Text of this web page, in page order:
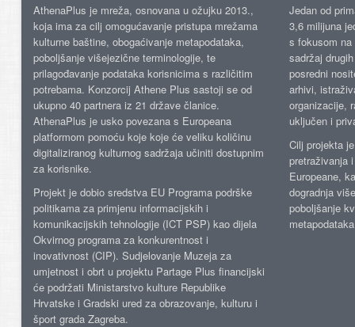
AthenaPlus je mreža, osnovana u ožujku 2013.,
koja ima za cilj omogućavanje pristupa mrežama
kulturne baštine, obogaćivanje metapodataka,
poboljšanje višejezične terminologije, te
prilagođavanje podataka korisnicima s različitim
potrebama. Konzorcij Athene Plus sastoji se od
ukupno 40 partnera iz 21 države članice.
AthenaPlus je usko povezana s Europeana
platformom pomoću koje koje će veliku količinu
digitaliziranog kulturnog sadržaja učiniti dostupnim
za korisnike.
Projekt je dobio sredstva EU Programa podrške
politikama za primjenu informacijskih i
komunikacijskih tehnologije (ICT PSP) kao dijela
Okvirnog programa za konkurentnost i
inovativnost (CIP). Sudjelovanje Muzeja za
umjetnost i obrt u projektu Partage Plus financijski
će podržati Ministarstvo kulture Republike
Hrvatske i Gradski ured za obrazovanje, kulturu i
šport grada Zagreba.
Jedan od
3,6 milijuna
s fokusom
sadržaj
posredni
arhivi,
organizacije,
uključen i
Cilj projekta
pretraživanja
Europeane,
dogradnja
poboljšanje